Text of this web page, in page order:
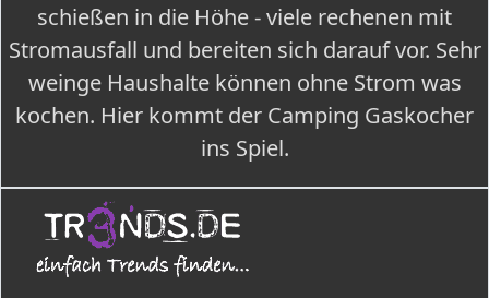
schießen in die Höhe - viele rechenen mit
Stromausfall und bereiten sich darauf vor. Sehr
weinge Haushalte können ohne Strom was
kochen. Hier kommt der Camping Gaskocher
ins Spiel.